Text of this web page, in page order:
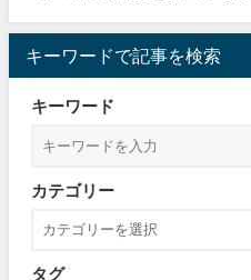
キーワードで記事を検索
キーワード
カテゴリー
タグ